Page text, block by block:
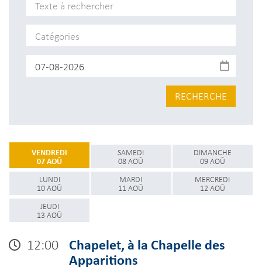
RECHERCHE
VENDREDI
07 AOÛ
SAMEDI
08 AOÛ
DIMANCHE
09 AOÛ
LUNDI
10 AOÛ
MARDI
11 AOÛ
MERCREDI
12 AOÛ
JEUDI
13 AOÛ
12:00 Chapelet, à la Chapelle des
Apparitions